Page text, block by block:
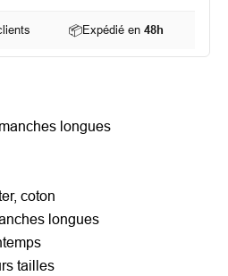
📦Expédié en 48h
longues
coton
longues
tailles